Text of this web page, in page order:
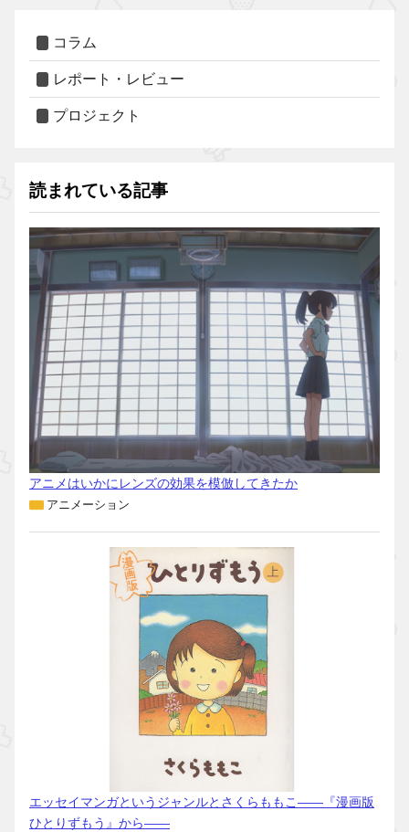
コラム
レポート・レビュー
プロジェクト
読まれている記事
アニメはいかにレンズの効果を模倣してきたか
アニメーション
エッセイマンガというジャンルとさくらももこ――『漫画版
ひとりずもう』から――